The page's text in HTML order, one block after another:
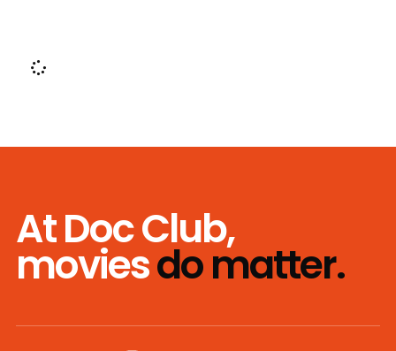
At Doc Club,
moviesdo matter.